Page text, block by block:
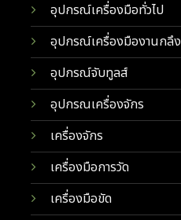
อุปกรณ์เครื่องมือทั่วไป
อุปกรณ์เครื่องมืองานกลึง
อุปกรณ์จับทูลส์
อุปกรณเครื่องจักร
เครื่องจักร
เครื่องมือการวัด
เครื่องมือขัด